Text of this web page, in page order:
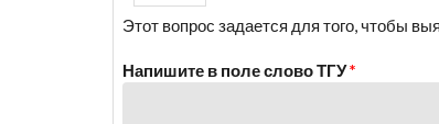
Этот вопрос задается для того, чтобы
Напишите в поле слово ТГУ*